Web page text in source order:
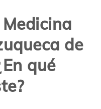
de
qué